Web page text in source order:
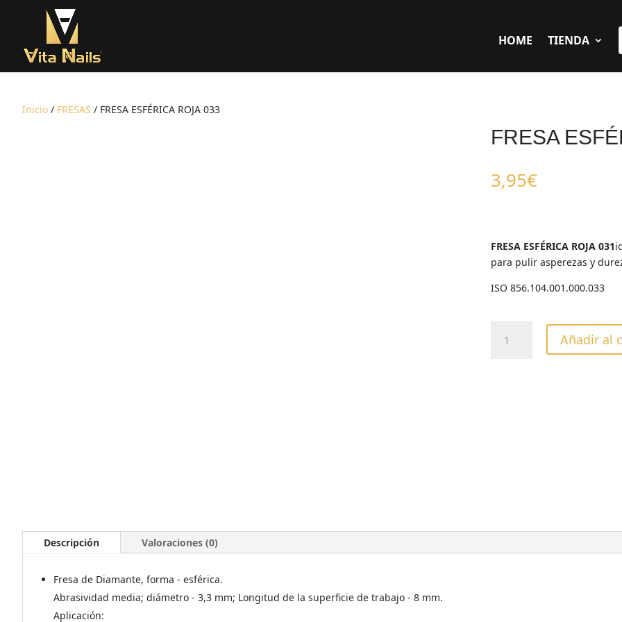
HOME TIENDA
Inicio / FRESAS / FRESA ESFÉRICA ROJA 033
FRESA
3,95€
FRESA ESFÉRICA ROJA 031
para pulir asperezas y
ISO 856.104.001.000.033
ESFÉRICA
Añadir al
Descripción Valoraciones (0)
Fresa de Diamante, forma - esférica.
Abrasividad media; diámetro - 3,3 mm; Longitud de la superficie de trabajo - 8 mm.
Aplicación: